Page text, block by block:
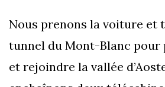
Nous prenons la voiture et
tunnel du Mont-Blanc pour
et rejoindre la vallée